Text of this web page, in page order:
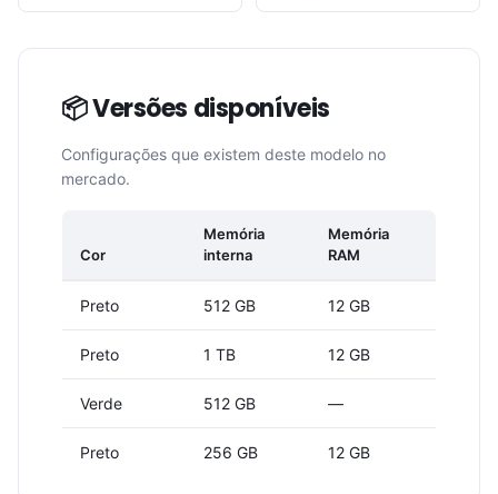
📦 Versões disponíveis
Configurações que existem deste modelo no
mercado.
Cor
Memória
interna
Memória
RAM
Preto 512 GB 12 GB
Preto 1 TB 12 GB
Verde 512 GB —
Preto 256 GB 12 GB